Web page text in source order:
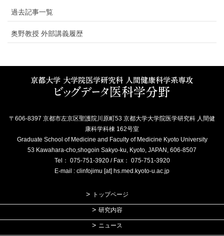
過去記事一覧
奥野教授 外部講義履歴
〒606-8397 京都市左京区聖護院川原町53 京都大学大学院医学研究科 人間健
康科学科棟 162号室
Graduate School of Medicine and Faculty of Medicine Kyoto University
53 Kawahara-cho,shogoin Sakyo-ku, Kyoto, JAPAN, 606-8507
Tel： 075-751-3920 / Fax： 075-751-3920
E-mail : clinfojimu [at] hs.med.kyoto-u.ac.jp
トップページ
研究内容
ニュース